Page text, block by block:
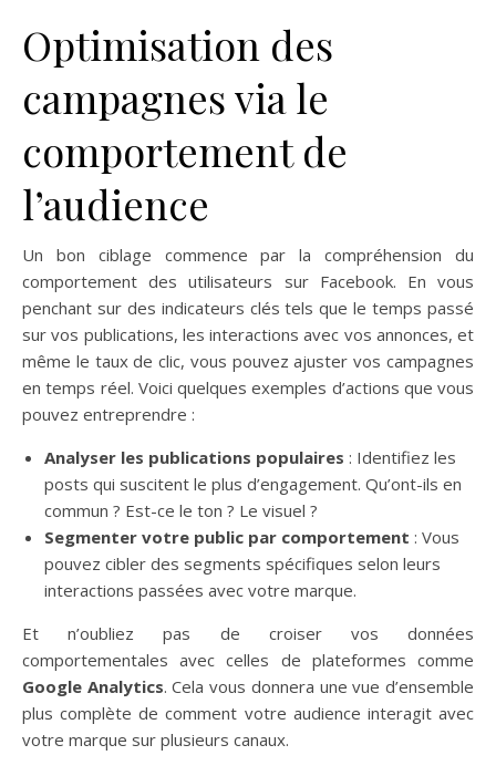
Optimisation des
campagnes via le
comportement de
l’audience
Un bon ciblage commence par la compréhension du
comportement des utilisateurs sur Facebook. En vous
penchant sur des indicateurs clés tels que le temps passé
sur vos publications, les interactions avec vos annonces, et
même le taux de clic, vous pouvez ajuster vos campagnes
en temps réel. Voici quelques exemples d’actions que vous
pouvez entreprendre :
Analyser les publications populaires : Identifiez les
posts qui suscitent le plus d’engagement. Qu’ont-ils en
commun ? Est-ce le ton ? Le visuel ?
Segmenter votre public par comportement : Vous
pouvez cibler des segments spécifiques selon leurs
interactions passées avec votre marque.
Et n’oubliez pas de croiser vos données
comportementales avec celles de plateformes comme
Google Analytics. Cela vous donnera une vue d’ensemble
plus complète de comment votre audience interagit avec
votre marque sur plusieurs canaux.